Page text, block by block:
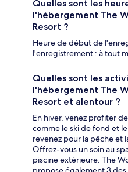
Quelles sont les
l'hébergement The
Resort ?
Heure de début de
l'enregistrement : à tout
Quelles sont les
l'hébergement The
Resort et alentour ?
En hiver, venez profiter
comme le ski de fond et
revenez pour la pêche et
Offrez-vous un soin au
piscine extérieure. The